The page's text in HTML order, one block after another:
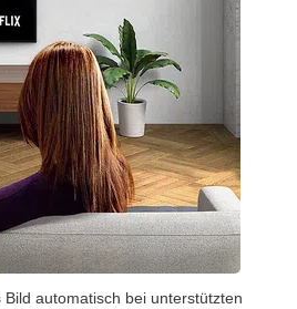
Bild automatisch bei unterstützten